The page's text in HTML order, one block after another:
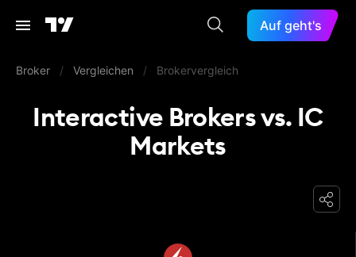
Auf geht's
Broker / Vergleichen / Brokervergleich
Interactive Brokers vs. IC
Markets